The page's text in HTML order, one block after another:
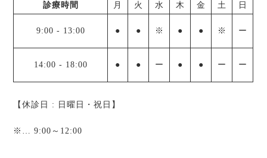
診療時間 月 火 水 木 金 土 日
9:00 - 13:00 ● ● ※ ● ● ※ ー
14:00 - 18:00 ● ● ー ● ● ー ー
【休診日 : 日曜日・祝日】
※ … 9:00～12:00